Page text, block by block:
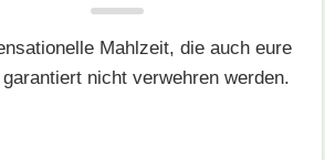
Mahlzeit, die auch eure
garantiert nicht verwehren werden.